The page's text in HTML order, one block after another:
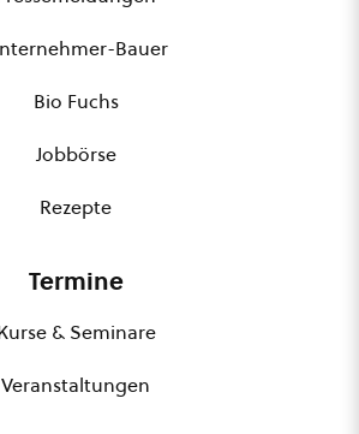
Bauer
Bio Fuchs
Jobbörse
Rezepte
Termine
& Seminare
Veranstaltungen